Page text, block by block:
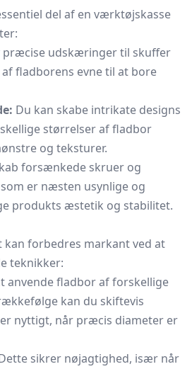
del af en værktøjskasse
præcise udskæringer til skuffer
fladborens evne til at bore
Du kan skabe intrikate designs
størrelser af fladbor
og teksturer.
forsænkede skruer og
er næsten usynlige og
produkts æstetik og stabilitet.
forbedres markant ved at
teknikker:
anvende fladbor af forskellige
kan du skiftevis
nyttigt, når præcis diameter er
sikrer nøjagtighed, især når